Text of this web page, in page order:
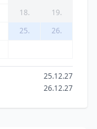
18.
19.
25.
26.
25.12.27
26.12.27